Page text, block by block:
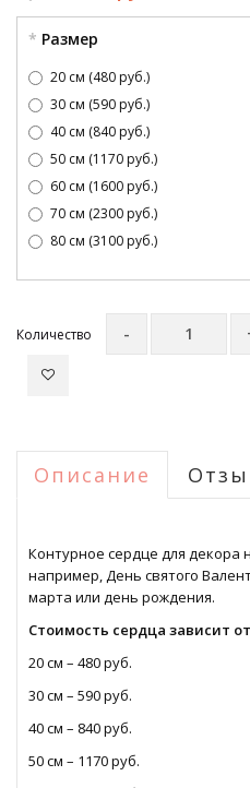
Размер
20 см (480 руб.)
30 см (590 руб.)
40 см (840 руб.)
50 см (1170 руб.)
60 см (1600 руб.)
70 см (2300 руб.)
80 см (3100 руб.)
Количество
Описание
Контурное сердце для декора
например, День святого
марта или день рождения.
Стоимость сердца зависит
20 см – 480 руб.
30 см – 590 руб.
40 см – 840 руб.
50 см – 1170 руб.